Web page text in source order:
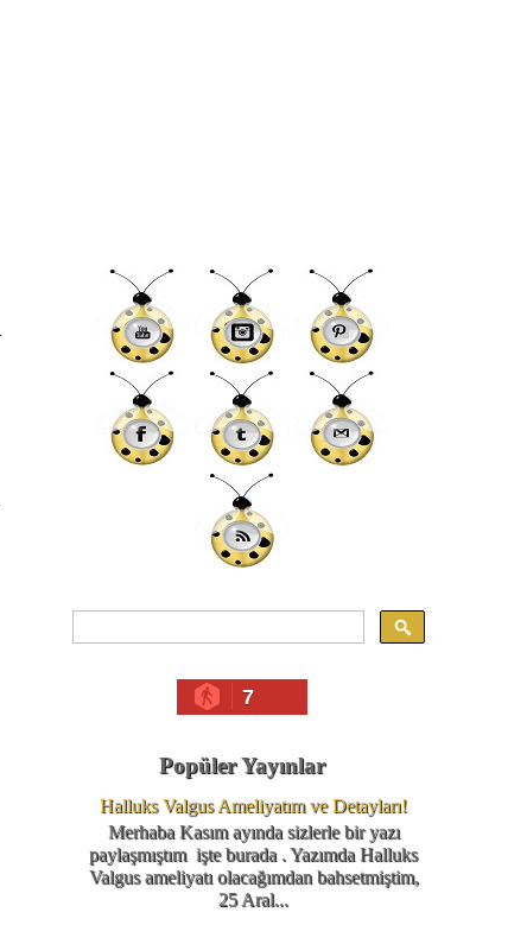
7
Popüler Yayınlar
Halluks Valgus Ameliyatım ve Detayları!
Merhaba Kasım ayında sizlerle bir yazı
paylaşmıştım işte burada . Yazımda Halluks
Valgus ameliyatı olacağımdan bahsetmiştim,
25 Aral...